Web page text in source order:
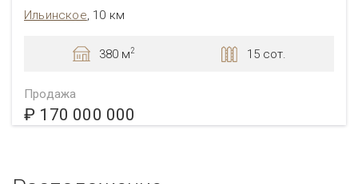
Ильинское, 10 км
380 м2 15 сот.
Продажа
₽ 170 000 000